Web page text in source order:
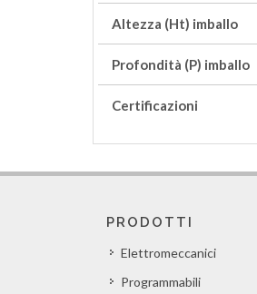
Altezza (Ht) imballo
Profondità (P) imballo
Certificazioni
PRODOTTI
Elettromeccanici
Programmabili